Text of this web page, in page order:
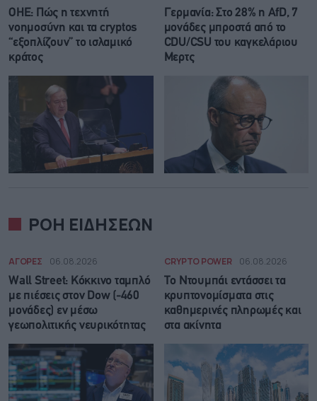
ΟΗΕ: Πώς η τεχνητή
νοημοσύνη και τα cryptos
“εξοπλίζουν” το ισλαμικό
κράτος
Γερμανία: Στο 28% η AfD, 7
μονάδες μπροστά από το
CDU/CSU του καγκελάριου
Μερτς
ΡΟΗ ΕΙΔΗΣΕΩΝ
ΑΓΟΡΕΣ 06.08.2026
Wall Street: Κόκκινο ταμπλό
με πιέσεις στον Dow (-460
μονάδες) εν μέσω
γεωπολιτικής νευρικότητας
CRYPTO POWER 06.08.2026
Το Ντουμπάι εντάσσει τα
κρυπτονομίσματα στις
καθημερινές πληρωμές και
στα ακίνητα